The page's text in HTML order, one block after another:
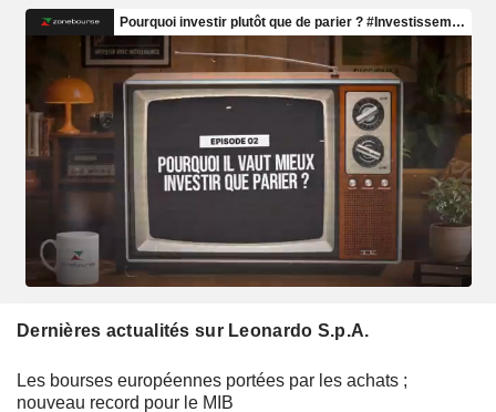
Dernières actualités sur Leonardo S.p.A.
Les bourses européennes portées par les achats ;
nouveau record pour le MIB